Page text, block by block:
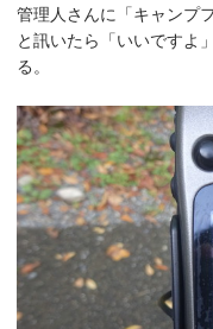
管理人さんに「キャンプ
と訊いたら「いいですよ
る。